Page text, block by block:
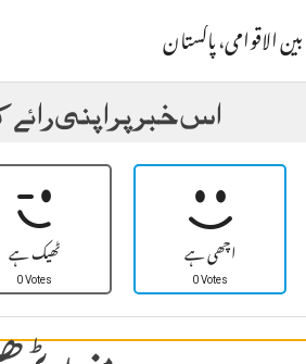
بین الاقوامی،پاکستان
اس خبر پر اپنی
ٹھیک ہے
0 Votes اچھی ہے
0 Votes